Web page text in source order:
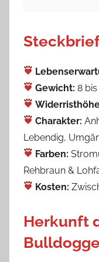
Gewicht: 8 bis
Charakter:
Lebendig,
Farben:
Rehbraun &
Kosten:
Herkunft
Bulldogge